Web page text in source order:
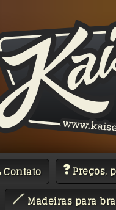
Contato
Preços,
Madeiras para